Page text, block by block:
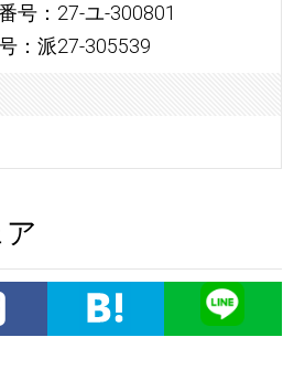
号：27-ユ-300801
：派27-305539